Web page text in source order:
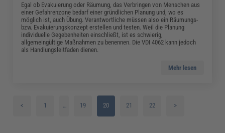
Egal ob Evakuierung oder Räumung, das Verbringen von Menschen aus
einer Gefahrenzone bedarf einer gründlichen Planung und, wo es
möglich ist, auch Übung. Verantwortliche müssen also ein Räumungs-
bzw. Evakuierungskonzept erstellen und testen. Weil die Planung
individuelle Gegebenheiten einschließt, ist es schwierig,
allgemeingültige Maßnahmen zu benennen. Die VDI 4062 kann jedoch
als Handlungsleitfaden dienen.
Mehr lesen
< 1 19 20 21 22 >